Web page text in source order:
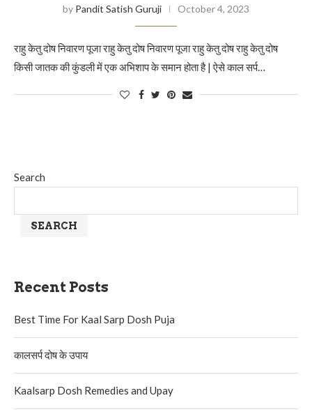
by Pandit Satish Guruji October 4, 2023
राहु केतु दोष निवारण पूजा राहु केतु दोष निवारण पूजा राहु केतु दोष राहु केतु दोष
किसी जातक की कुंडली में एक अभिशाप के समान होता है | ऐसे काल सर्प…
Search
SEARCH
Recent Posts
Best Time For Kaal Sarp Dosh Puja
कालसर्प दोष के उपाय
Kaalsarp Dosh Remedies and Upay